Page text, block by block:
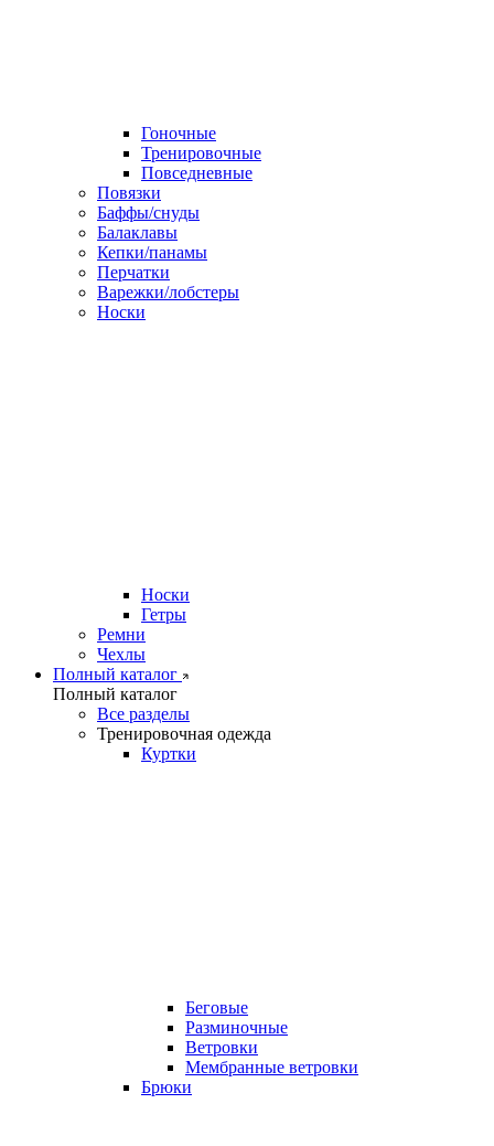
Гоночные
Тренировочные
Повседневные
Повязки
Баффы/снуды
Балаклавы
Кепки/панамы
Перчатки
Варежки/лобстеры
Носки
Носки
Гетры
Ремни
Чехлы
Полный каталог
Полный каталог
Все разделы
Тренировочная одежда
Куртки
Беговые
Разминочные
Ветровки
Мембранные ветровки
Брюки